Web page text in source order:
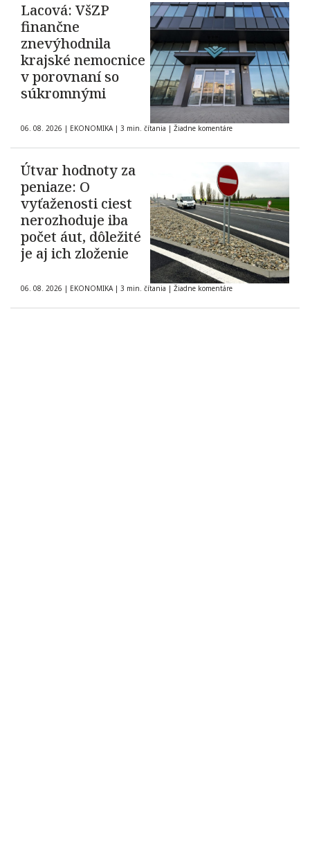
Lacová: VšZP
finančne
znevýhodnila
krajské nemocnice
v porovnaní so
súkromnými
06. 08. 2026 | EKONOMIKA | 3 min. čítania | Žiadne komentáre
Útvar hodnoty za
peniaze: O
vyťaženosti ciest
nerozhoduje iba
počet áut, dôležité
je aj ich zloženie
06. 08. 2026 | EKONOMIKA | 3 min. čítania | Žiadne komentáre